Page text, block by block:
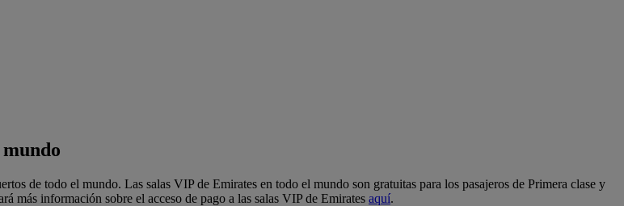
de todo el mundo. Las salas VIP de Emirates en todo el mundo son gratuitas para los pasajeros de Primera clase y
más información sobre el acceso de pago a las salas VIP de Emirates aquí.